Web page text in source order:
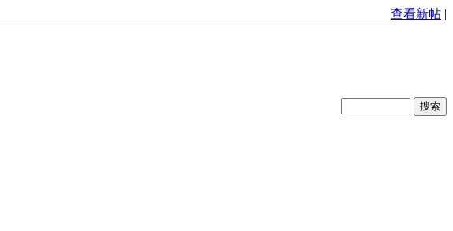
查看新帖 |